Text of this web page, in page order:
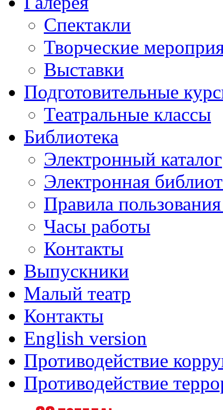
Спектакли
Творческие
Выставки
Подготовительные
Театральные классы
Библиотека
Электронный каталог
Электронная
Правила
Часы работы
Контакты
Выпускники
Малый театр
Контакты
English version
Противодействие
Противодействие